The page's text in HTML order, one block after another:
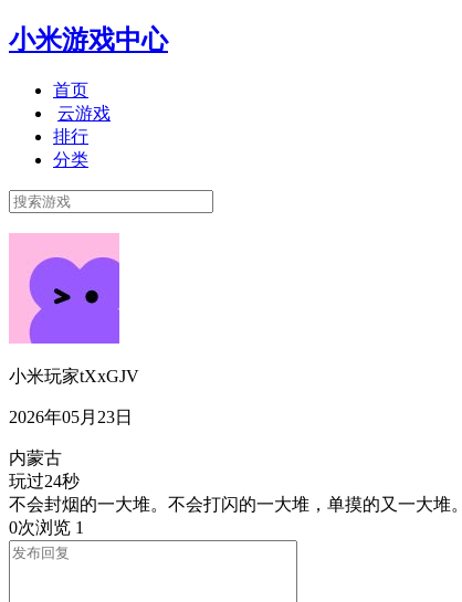
小米游戏中心
首页
云游戏
排行
分类
小米玩家tXxGJV
2026年05月23日
内蒙古
玩过24秒
不会封烟的一大堆。不会打闪的一大堆，单摸的又一大堆。
0次浏览 1